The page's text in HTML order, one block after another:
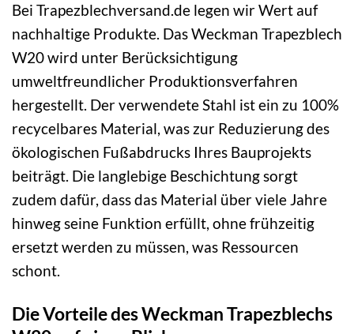
Bei Trapezblechversand.de legen wir Wert auf
nachhaltige Produkte. Das Weckman Trapezblech
W20 wird unter Berücksichtigung
umweltfreundlicher Produktionsverfahren
hergestellt. Der verwendete Stahl ist ein zu 100%
recycelbares Material, was zur Reduzierung des
ökologischen Fußabdrucks Ihres Bauprojekts
beiträgt. Die langlebige Beschichtung sorgt
zudem dafür, dass das Material über viele Jahre
hinweg seine Funktion erfüllt, ohne frühzeitig
ersetzt werden zu müssen, was Ressourcen
schont.
Die Vorteile des Weckman Trapezblechs